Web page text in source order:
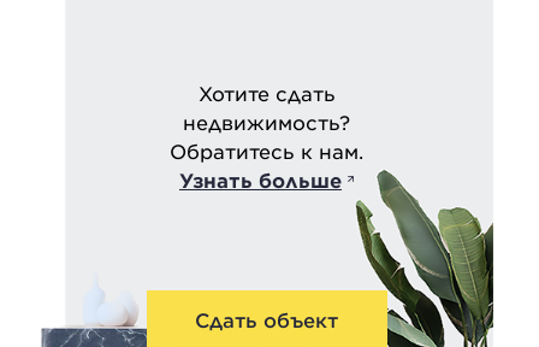
Хотите сдать
недвижимость?
Обратитесь к нам.
Узнать больше
Сдать объект